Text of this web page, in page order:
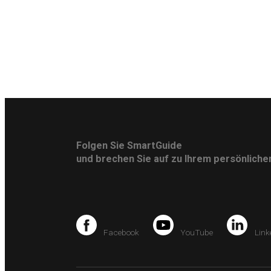
Folgen Sie SmartGuide
und brechen Sie auf zu Ihrem
Facebook YouTube